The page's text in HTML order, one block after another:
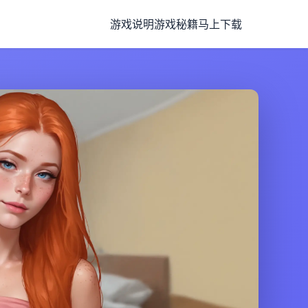
游戏说明游戏秘籍马上下载